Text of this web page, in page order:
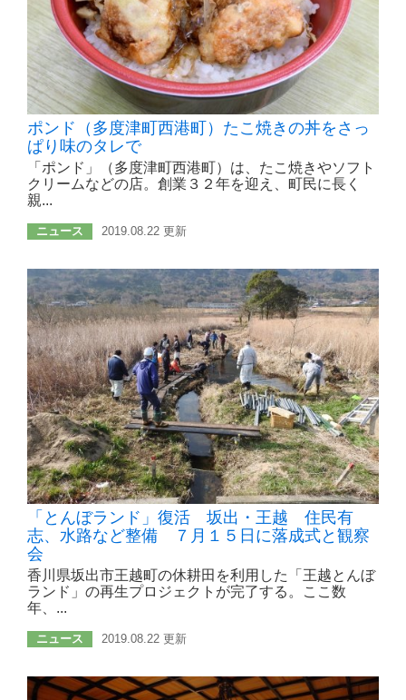
ポンド（多度津町西港町）たこ焼きの丼をさっ
ぱり味のタレで
「ポンド」（多度津町西港町）は、たこ焼きやソフト
クリームなどの店。創業３２年を迎え、町民に長く
親...
ニュース 2019.08.22 更新
「とんぼランド」復活 坂出・王越 住民有
志、水路など整備 ７月１５日に落成式と観察
会
香川県坂出市王越町の休耕田を利用した「王越とんぼ
ランド」の再生プロジェクトが完了する。ここ数
年、...
ニュース 2019.08.22 更新